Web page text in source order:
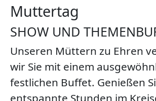
Muttertag
SHOW UND
Unseren Müttern zu Ehren
wir Sie mit einem
festlichen Buffet. Genießen
entspannte Stunden im